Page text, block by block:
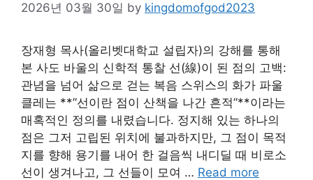
2026년 03월 30일 by kingdomofgod2023
장재형 목사(올리벳대학교 설립자)의 강해를 통해
본 사도 바울의 신학적 통찰 선(線)이 된 점의 고백:
관념을 넘어 삶으로 걷는 복음 스위스의 화가 파울
클레는 **”선이란 점이 산책을 나간 흔적”**이라는
매혹적인 정의를 내렸습니다. 정지해 있는 하나의
점은 그저 고립된 위치에 불과하지만, 그 점이 목적
지를 향해 용기를 내어 한 걸음씩 내디딜 때 비로소
선이 생겨나고, 그 선들이 모여 … Read more